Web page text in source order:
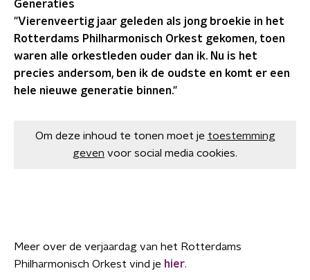
Generaties
"Vierenveertig jaar geleden als jong broekie in het
Rotterdams Philharmonisch Orkest gekomen, toen
waren alle orkestleden ouder dan ik. Nu is het
precies andersom, ben ik de oudste en komt er een
hele nieuwe generatie binnen."
Om deze inhoud te tonen moet je toestemming
geven voor social media cookies.
Meer over de verjaardag van het Rotterdams
Philharmonisch Orkest vind je hier.